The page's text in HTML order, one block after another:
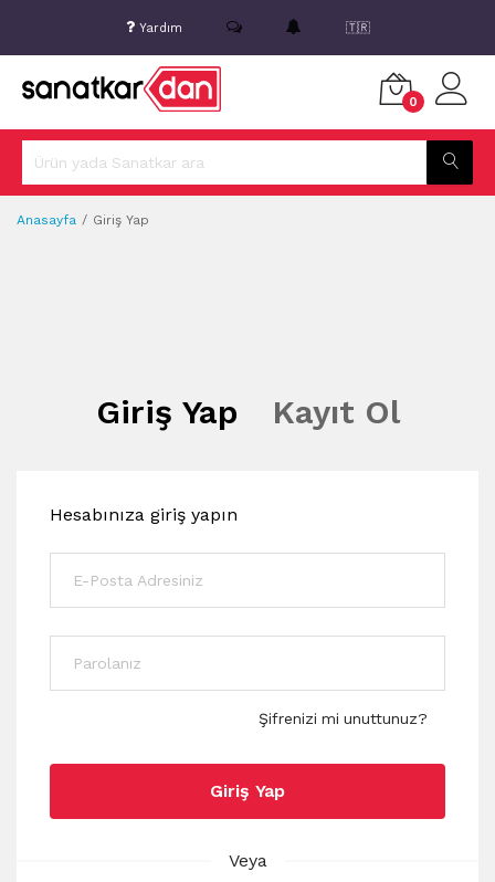
Yardım 🇹🇷
0
Anasayfa Giriş Yap
Giriş Yap Kayıt Ol
Hesabınıza giriş yapın
Şifrenizi mi unuttunuz?
Giriş Yap
Veya